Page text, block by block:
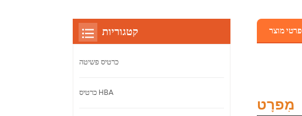
פרטי מוצר
מִפרָט
קטגוריות
כרטיס פשיטה
כרטיס HBA